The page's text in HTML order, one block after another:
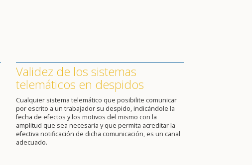
Validez de los sistemas
telemáticos en despidos
Cualquier sistema telemático que posibilite comunicar
por escrito a un trabajador su despido, indicándole la
fecha de efectos y los motivos del mismo con la
amplitud que sea necesaria y que permita acreditar la
efectiva notificación de dicha comunicación, es un canal
adecuado.